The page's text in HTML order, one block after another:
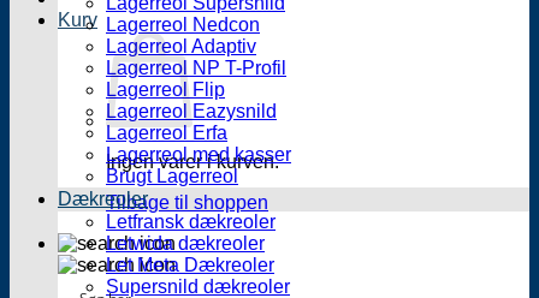
Kurv
Ingen varer i kurven.
Tilbage til shoppen
Lagerreol Nedcon
Lagerreol Adaptiv
Lagerreol NP T-Profil
Lagerreol Flip
Lagerreol Eazysnild
Lagerreol Erfa
Lagerreol med kasser
Brugt Lagerreol
Dækreoler
Letfransk dækreoler
Letwida dækreoler
Let Meta Dækreoler
Supersnild dækreoler